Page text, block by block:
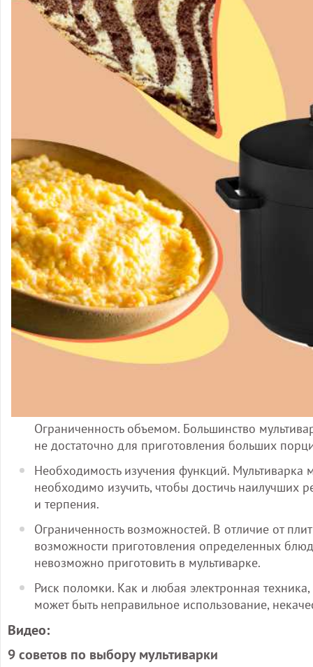
Ограниченность объемом. Большинство
не достаточно для приготовления больших
Необходимость изучения функций.
необходимо изучить, чтобы достичь наилучших
и терпения.
Ограниченность возможностей. В отличие от
возможности приготовления определенных
невозможно приготовить в мультиварке.
Риск поломки. Как и любая электронная
может быть неправильное использование,
Видео:
9 советов по выбору мультиварки